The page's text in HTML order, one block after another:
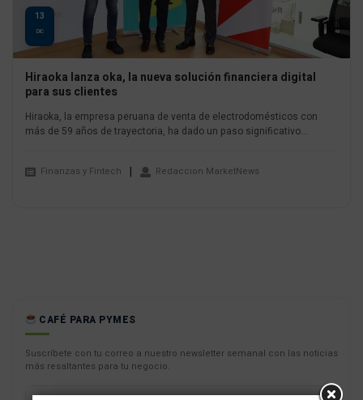
13
DIC
Hiraoka lanza oka, la nueva solución financiera digital
para sus clientes
Hiraoka, la empresa peruana de venta de electrodomésticos con
más de 59 años de trayectoria, ha dado un paso significativo...
Finanzas y Fintech Redaccion MarketNews
CAFÉ PARA PYMES
Suscríbete con tu correo a nuestro newsletter semanal con las noticias
más resaltantes para tu negocio.